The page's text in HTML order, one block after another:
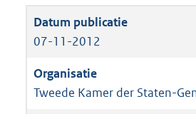
07-11-2012
Tweede Kamer der Staten-